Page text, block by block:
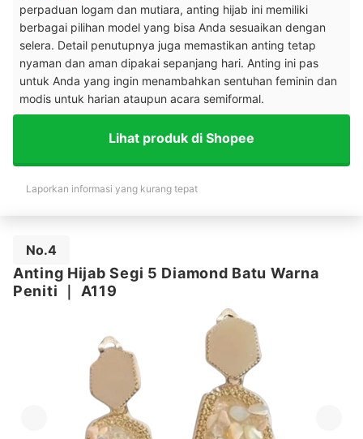
perpaduan logam dan mutiara, anting hijab ini memiliki
berbagai pilihan model yang bisa Anda sesuaikan dengan
selera. Detail penutupnya juga memastikan anting tetap
nyaman dan aman dipakai sepanjang hari. Anting ini pas
untuk Anda yang ingin menambahkan sentuhan feminin dan
modis untuk harian ataupun acara semiformal.
Lihat produk di Shopee
Laporkan informasi yang kurang tepat
No.4
Anting Hijab Segi 5 Diamond Batu Warna
Peniti
A119